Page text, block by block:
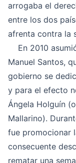
arrogaba el
entre los dos
afrenta contra la
En 2010
Manuel Santos,
gobierno se
y para el efecto
Ángela Holguín
Mallarino).
fue promocionar
consecuente
rematar una